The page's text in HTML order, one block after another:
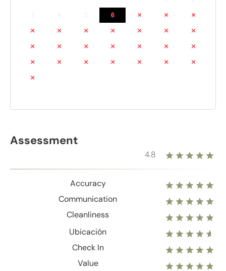
6 7 8 9
10 11 12 13 14 15 16
17 18 19 20 21 22 23
24 25 26 27 28 29 30
31
Assessment
4.8
Accuracy
Communication
Cleanliness
Ubicación
Check In
Value